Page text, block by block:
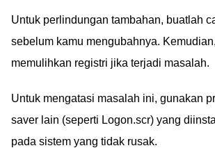
Untuk perlindungan tambahan, buatlah
sebelum kamu mengubahnya.
memulihkan registri jika terjadi masalah.
Untuk mengatasi masalah ini, gunakan
saver lain (seperti Logon.scr) yang
pada sistem yang tidak rusak.